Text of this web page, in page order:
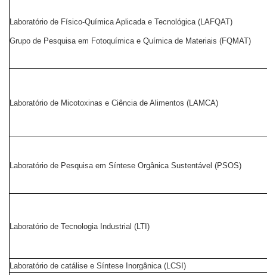
Laboratório de Físico-Química Aplicada e Tecnológica (LAFQAT)
Grupo de Pesquisa em Fotoquímica e Química de Materiais (FQMAT)
Laboratório de Micotoxinas e Ciência de Alimentos (LAMCA)
Laboratório de Pesquisa em Síntese Orgânica Sustentável (PSOS)
Laboratório de Tecnologia Industrial (LTI)
Laboratório de catálise e Síntese Inorgânica (LCSI)